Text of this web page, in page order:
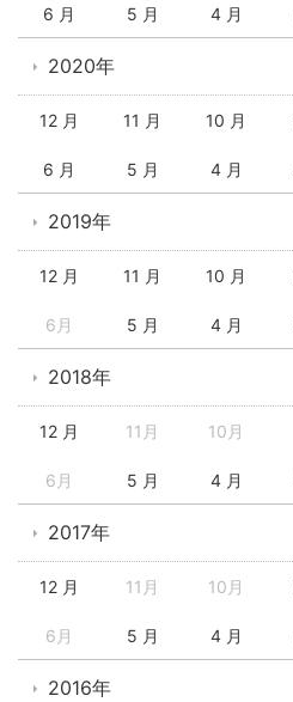
6 月 5 月 4 月
2020年
12 月 11 月 10 月
6 月 5 月 4 月
2019年
12 月 11 月 10 月
6月 5 月 4 月
2018年
12 月 11月 10月
6月 5 月 4 月
2017年
12 月 11月 10月
6月 5 月 4 月
2016年